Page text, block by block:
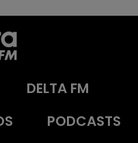
DELTA FM
PODCASTS